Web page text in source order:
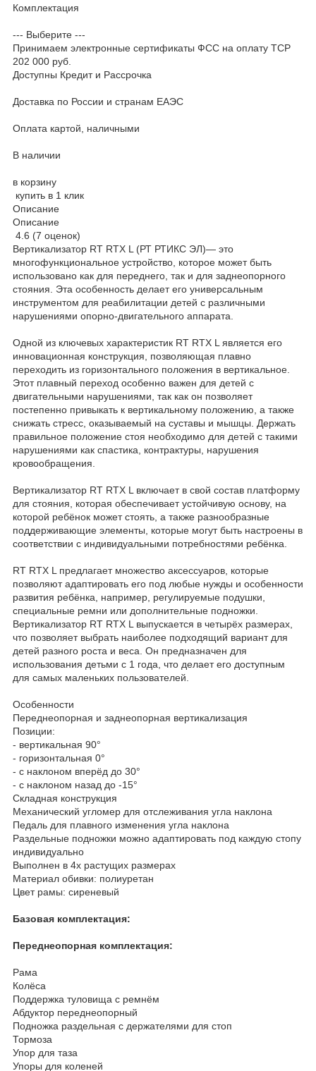
Комплектация
--- Выберите ---
Принимаем электронные сертификаты ФСС на оплату ТСР
202 000 руб.
Доступны Кредит и Рассрочка
Доставка по России и странам ЕАЭС
Оплата картой, наличными
В наличии
в корзину
купить в 1 клик
Описание
Описание
4.6 (7 оценок)
Вертикализатор RT RTX L (РТ РТИКС ЭЛ)— это
многофункциональное устройство, которое может быть
использовано как для переднего, так и для заднеопорного
стояния. Эта особенность делает его универсальным
инструментом для реабилитации детей с различными
нарушениями опорно-двигательного аппарата.
Одной из ключевых характеристик RT RTX L является его
инновационная конструкция, позволяющая плавно
переходить из горизонтального положения в вертикальное.
Этот плавный переход особенно важен для детей с
двигательными нарушениями, так как он позволяет
постепенно привыкать к вертикальному положению, а также
снижать стресс, оказываемый на суставы и мышцы. Держать
правильное положение стоя необходимо для детей с такими
нарушениями как спастика, контрактуры, нарушения
кровообращения.
Вертикализатор RT RTX L включает в свой состав платформу
для стояния, которая обеспечивает устойчивую основу, на
которой ребёнок может стоять, а также разнообразные
поддерживающие элементы, которые могут быть настроены в
соответствии с индивидуальными потребностями ребёнка.
RT RTX L предлагает множество аксессуаров, которые
позволяют адаптировать его под любые нужды и особенности
развития ребёнка, например, регулируемые подушки,
специальные ремни или дополнительные подножки.
Вертикализатор RT RTX L выпускается в четырёх размерах,
что позволяет выбрать наиболее подходящий вариант для
детей разного роста и веса. Он предназначен для
использования детьми с 1 года, что делает его доступным
для самых маленьких пользователей.
Особенности
Переднеопорная и заднеопорная вертикализация
Позиции:
- вертикальная 90°
- горизонтальная 0°
- с наклоном вперёд до 30°
- с наклоном назад до -15°
Складная конструкция
Механический угломер для отслеживания угла наклона
Педаль для плавного изменения угла наклона
Раздельные подножки можно адаптировать под каждую стопу
индивидуально
Выполнен в 4х растущих размерах
Материал обивки: полиуретан
Цвет рамы: сиреневый
Базовая комплектация:
Переднеопорная комплектация:
Рама
Колёса
Поддержка туловища с ремнём
Абдуктор переднеопорный
Подножка раздельная с держателями для стоп
Тормоза
Упор для таза
Упоры для коленей